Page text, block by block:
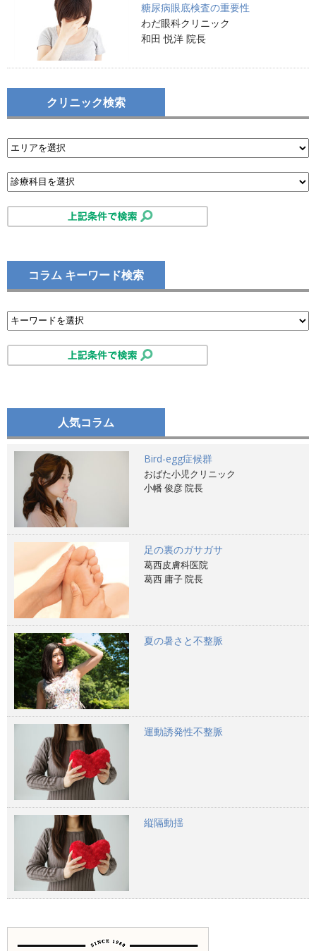
糖尿病眼底検査の重要性
わだ眼科クリニック
和田 悦洋 院長
クリニック検索
コラム キーワード検索
人気コラム
Bird-egg症候群
おばた小児クリニック
小幡 俊彦 院長
足の裏のガサガサ
葛西皮膚科医院
葛西 庸子 院長
夏の暑さと不整脈
運動誘発性不整脈
縦隔動揺